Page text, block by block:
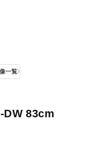
一覧
DW 83cm